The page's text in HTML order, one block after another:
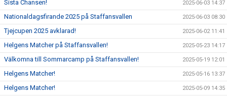
Sista Chansen! 2025-06-03 14:37
Nationaldagsfirande 2025 på Staffansvallen 2025-06-03 08:30
Tjejcupen 2025 avklarad! 2025-06-02 11:41
Helgens Matcher på Staffansvallen! 2025-05-23 14:17
Välkomna till Sommarcamp på Staffansvallen! 2025-05-19 12:01
Helgens Matcher! 2025-05-16 13:37
Helgens Matcher! 2025-05-09 14:35